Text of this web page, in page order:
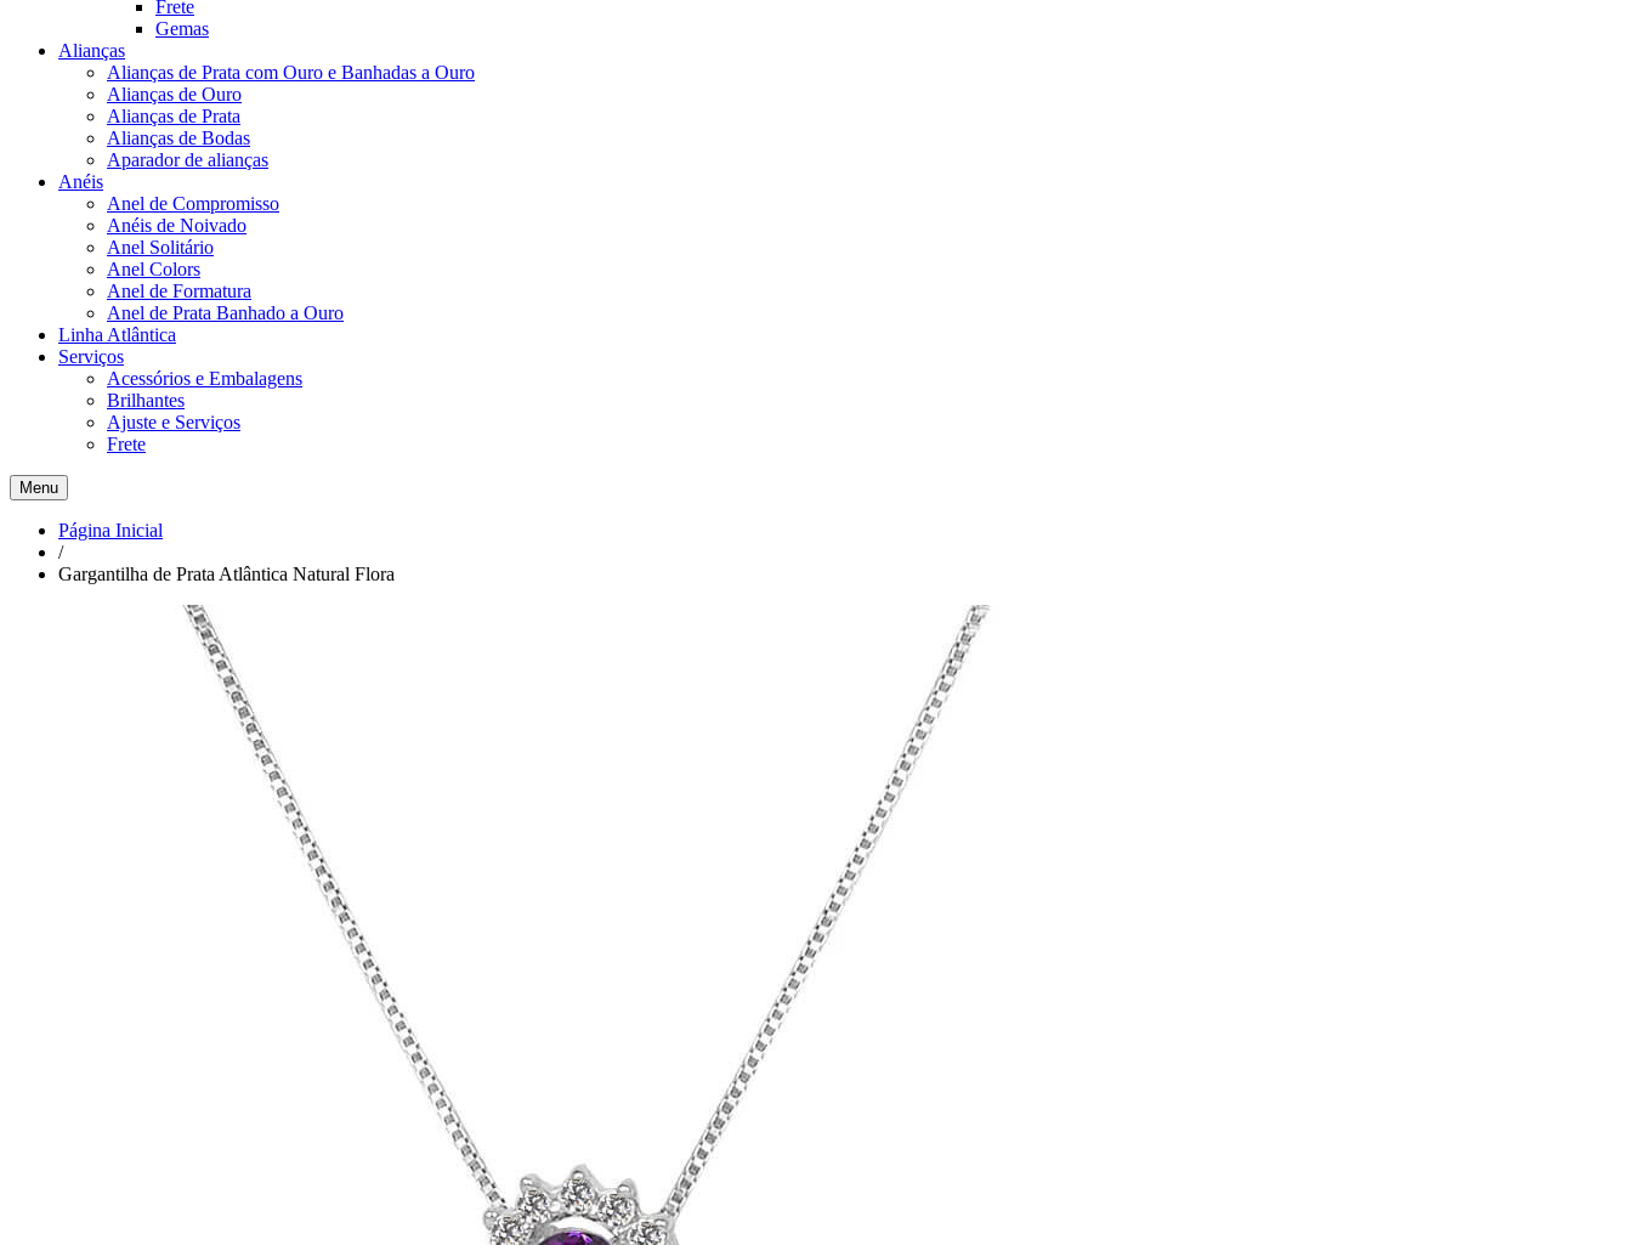
Frete
Gemas
Alianças
Alianças de Prata com Ouro e Banhadas a Ouro
Alianças de Ouro
Alianças de Prata
Alianças de Bodas
Aparador de alianças
Anéis
Anel de Compromisso
Anéis de Noivado
Anel Solitário
Anel Colors
Anel de Formatura
Anel de Prata Banhado a Ouro
Linha Atlântica
Serviços
Acessórios e Embalagens
Brilhantes
Ajuste e Serviços
Frete
Menu
Página Inicial
/
Gargantilha de Prata Atlântica Natural Flora